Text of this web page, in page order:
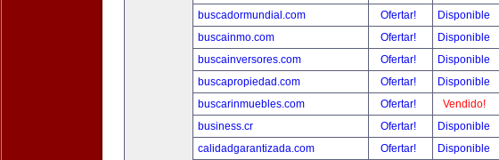
buscadormundial.com
Ofertar!
Disponible
buscainmo.com
Ofertar!
Disponible
buscainversores.com
Ofertar!
Disponible
buscapropiedad.com
Ofertar!
Disponible
buscarinmuebles.com
Ofertar!
Vendido!
business.cr
Ofertar!
Disponible
calidadgarantizada.com
Ofertar!
Disponible